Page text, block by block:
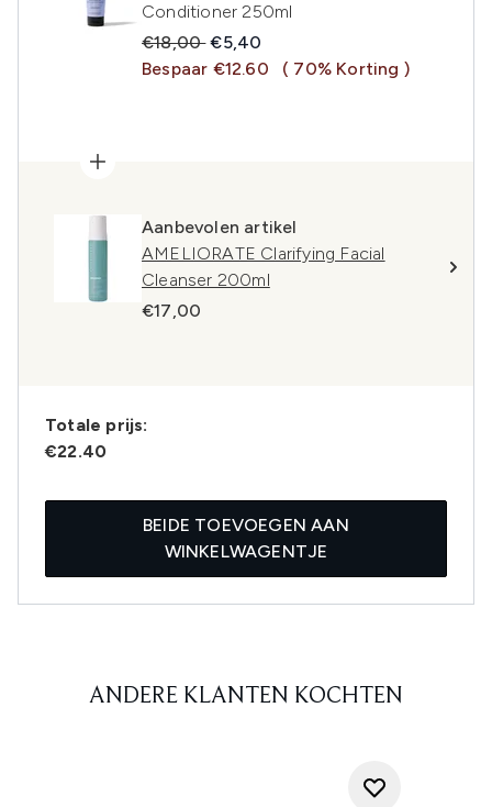
Conditioner 250ml
Recommended Retail Price:
€18,00Huidige prijs:
€5,40
Bespaar €12.60
( 70% Korting )
Aanbevolen artikel
AMELIORATE Clarifying Facial
Cleanser 200ml
€17,00
Totale prijs:
€22.40
BEIDE TOEVOEGEN AAN
WINKELWAGENTJE
ANDERE KLANTEN KOCHTEN